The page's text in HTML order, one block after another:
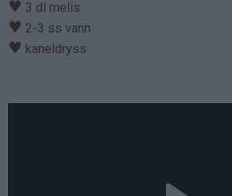
♥ 3 dl melis
♥ 2-3 ss vann
♥ kaneldryss